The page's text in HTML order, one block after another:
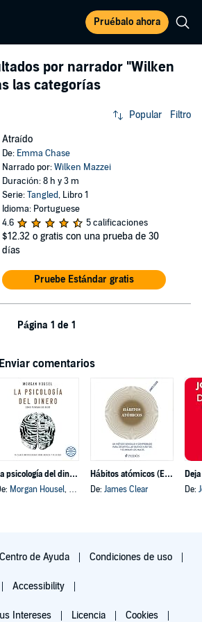
Pruébalo ahora
por narrador "Wilken
las categorías
Popular Filtro
Atraído
De: Emma Chase
Narrado por:Wilken Mazzei
Duración: 8 h y 3 m
Serie:Tangled, Libro 1
Idioma: Portuguese
4.6
5 calificaciones
$12.32 o gratis con una prueba de 30
días
Pruebe Estándar gratis
Página 1 de 1
Enviar comentarios
La psicología del dinero
Morgan Housel, y otros
Hábitos atómicos (Español neutro)
De: James Clear
De:
Centro de Ayuda Condiciones de uso
Accessibility
Intereses Licencia Cookies